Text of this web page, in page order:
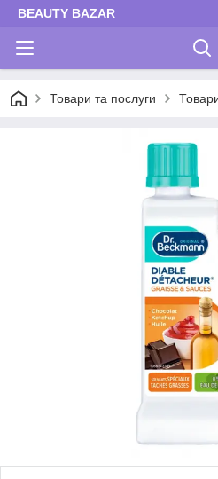
BEAUTY BAZAR
Товари та послуги